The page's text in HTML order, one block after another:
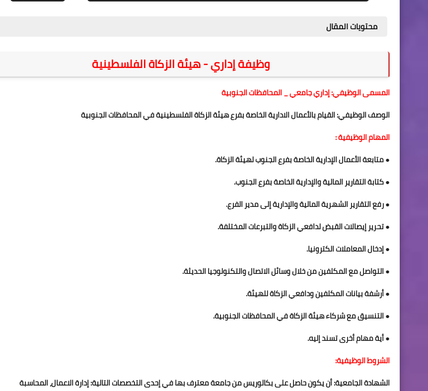
محتويات المقال
وظيفة إداري - هيئة الزكاة الفلسطينية
المسمى الوظيفي: إداري جامعي _ المحافظات الجنوبية
الوصف الوظيفي: القيام بالأعمال الادارية الخاصة بفرع هيئة الزكاة الفلسطينية في المحافظات الجنوبية
المهام الوظيفية :
● متابعة الأعمال الإدارية الخاصة بفرع الجنوب لهيئة الزكاة.
● كتابة التقارير المالية والإدارية الخاصة بفرع الجنوب.
● رفع التقارير الشهرية المالية والإدارية إلى مدير الفرع.
● تحرير إيصالات القبض لدافعي الزكاة والتبرعات المختلفة.
● إدخال المعاملات الكترونيا.
● التواصل مع المكلفين من خلال وسائل الاتصال والتكنولوجيا الحديثة.
● أرشفة بيانات المكلفين ودافعي الزكاة للهيئة.
● التنسيق مع شركاء هيئة الزكاة في المحافظات الجنوبية.
● أية مهام أخرى تسند إليه.
الشروط الوظيفية:
الشهادة الجامعية: أن يكون حاصل على بكالوريس من جامعة معترف بها في إحدى التخصصات التالية: إدارة الاعمال، المحاسبة